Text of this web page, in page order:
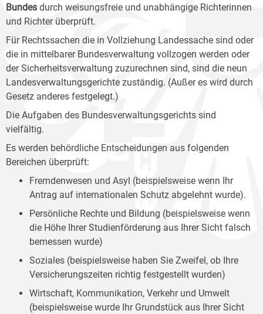
Bundes durch weisungsfreie und unabhängige Richterinnen
und Richter überprüft.
Für Rechtssachen die in Vollziehung Landessache sind oder
die in mittelbarer Bundesverwaltung vollzogen werden oder
der Sicherheitsverwaltung zuzurechnen sind, sind die neun
Landesverwaltungsgerichte zuständig. (Außer es wird durch
Gesetz anderes festgelegt.)
Die Aufgaben des Bundesverwaltungsgerichts sind
vielfältig.
Es werden behördliche Entscheidungen aus folgenden
Bereichen überprüft:
Fremdenwesen und Asyl (beispielsweise wenn Ihr
Antrag auf internationalen Schutz abgelehnt wurde).
Persönliche Rechte und Bildung (beispielsweise wenn
die Höhe Ihrer Studienförderung aus Ihrer Sicht falsch
bemessen wurde)
Soziales (beispielsweise haben Sie Zweifel, ob Ihre
Versicherungszeiten richtig festgestellt wurden)
Wirtschaft, Kommunikation, Verkehr und Umwelt
(beispielsweise wurde Ihr Grundstück aus Ihrer Sicht